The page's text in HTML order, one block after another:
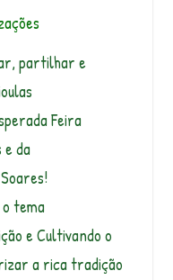
partilhar e
Feira
da
o tema
e Cultivando o
a rica tradição